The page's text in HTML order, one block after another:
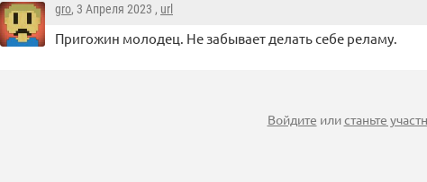
gro, 3 Апреля 2023 , url
Пригожин молодец. Не забывает делать себе реламу.
Войдите илистаньте